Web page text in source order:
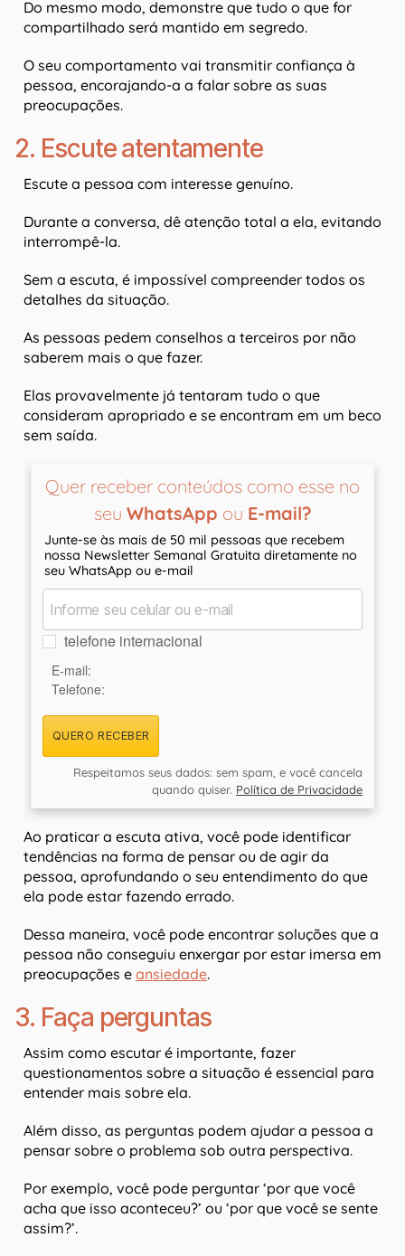
Do mesmo modo, demonstre que tudo o que for
compartilhado será mantido em segredo.
O seu comportamento vai transmitir confiança à
pessoa, encorajando-a a falar sobre as suas
preocupações.
2. Escute atentamente
Escute a pessoa com interesse genuíno.
Durante a conversa, dê atenção total a ela, evitando
interrompê-la.
Sem a escuta, é impossível compreender todos os
detalhes da situação.
As pessoas pedem conselhos a terceiros por não
saberem mais o que fazer.
Elas provavelmente já tentaram tudo o que
consideram apropriado e se encontram em um beco
sem saída.
Quer receber conteúdos como esse no
seu WhatsApp ou E-mail?
Junte-se às mais de 50 mil pessoas que recebem
nossa Newsletter Semanal Gratuita diretamente no
seu WhatsApp ou e-mail
telefone internacional
E-mail:
Telefone:
QUERO RECEBER
Respeitamos seus dados: sem spam, e você cancela
quando quiser. Política de Privacidade
Ao praticar a escuta ativa, você pode identificar
tendências na forma de pensar ou de agir da
pessoa, aprofundando o seu entendimento do que
ela pode estar fazendo errado.
Dessa maneira, você pode encontrar soluções que a
pessoa não conseguiu enxergar por estar imersa em
preocupações e ansiedade.
3. Faça perguntas
Assim como escutar é importante, fazer
questionamentos sobre a situação é essencial para
entender mais sobre ela.
Além disso, as perguntas podem ajudar a pessoa a
pensar sobre o problema sob outra perspectiva.
Por exemplo, você pode perguntar ‘por que você
acha que isso aconteceu?’ ou ‘por que você se sente
assim?’.